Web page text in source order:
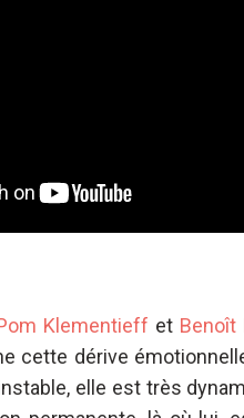
Klementieff et Benoît
cette dérive
elle est très